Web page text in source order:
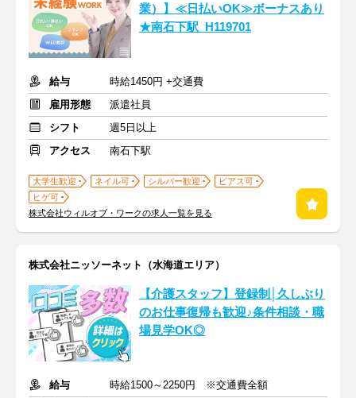
業）】≪日払いOK≫ボーナスあり
★南石下駅_H119701
給与
時給1450円 +交通費
雇用形態
派遣社員
シフト
週5日以上
アクセス
南石下駅
大学生歓迎 ネイル可 シルバー歓迎
ピアス可
ヒゲ可
株式会社ウィルオブ・ワークの求人一覧を見る
株式会社ニッソーネット（水海道エリア）
【介護スタッフ】登録制│久しぶり
のお仕事復帰も歓迎♪条件相談・職
場見学OK◎
給与
時給1500～2250円 ※交通費全額